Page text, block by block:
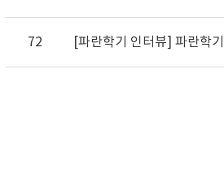
72 [파란학기 인터뷰] 파란학